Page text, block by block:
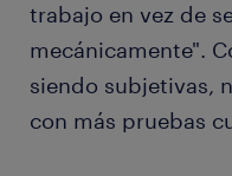
trabajo en vez de
mecánicamente".
siendo subjetivas,
con más pruebas